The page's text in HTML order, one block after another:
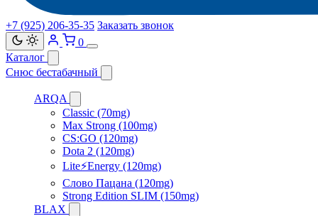
+7 (925) 206‑35‑35 Заказать звонок
0
Каталог
Снюс бестабачный
ARQA
Classic (70mg)
Max Strong (100mg)
CS:GO (120mg)
Dota 2 (120mg)
Lite⚡Energy (120mg)
Слово Пацана (120mg)
Strong Edition SLIM (150mg)
BLAX